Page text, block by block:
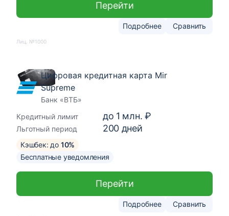
Подробнее Сравнить
Перейти
Лиц. №1000
Цифровая кредитная карта Mir
Supreme
Банк «ВТБ»
Кредитный лимит
до 1 млн. ₽
Льготный период 200 дней
Кэшбек: до 10%
Бесплатные уведомления
Подробнее Сравнить
Перейти